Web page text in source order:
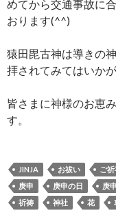
めてから交通事故に
おります(^^)
猿田毘古神は導きの
拝されてみてはいかが
皆さまに神様のお恵
す。
JINJA お祓い ご
庚申
庚申の日 庚
祈祷
神社 花